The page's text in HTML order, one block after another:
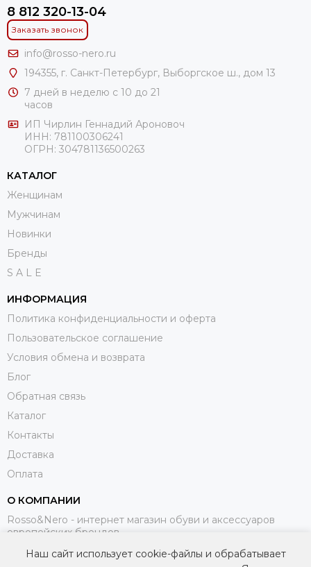
8 812 320-13-04
Заказать звонок
info@rosso-nero.ru
194355, г. Санкт-Петербург, Выборгское ш., дом 13
7 дней в неделю с 10 до 21
часов
ИП Чирлин Геннадий Ароновоч
ИНН: 781100306241
ОГРН: 304781136500263
КАТАЛОГ
Женщинам
Мужчинам
Новинки
Бренды
S A L E
ИНФОРМАЦИЯ
Политика конфиденциальности и оферта
Пользовательское соглашение
Условия обмена и возврата
Блог
Обратная связь
Каталог
Контакты
Доставка
Оплата
О КОМПАНИИ
Rosso&Nero - интернет магазин обуви и аксессуаров
европейских брендов.
МЫ В СОЦИАЛЬНЫХ СЕТЯХ
Наш сайт использует cookie-файлы и обрабатывает